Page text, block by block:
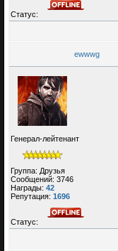
Статус:
ewwwg
Генерал-лейтенант
Группа: Друзья
Сообщений: 3746
Награды: 42
Репутация: 1696
Статус: